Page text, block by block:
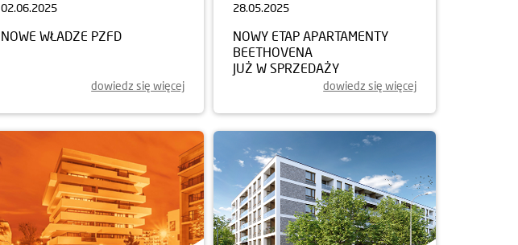
02.06.2025
NOWE WŁADZE PZFD
dowiedz się więcej
28.05.2025
NOWY ETAP APARTAMENTY
BEETHOVENA
JUŻ W SPRZEDAŻY
dowiedz się więcej